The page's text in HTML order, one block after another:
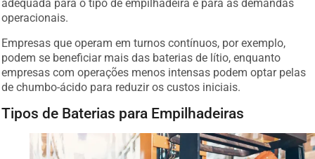
adequada para o tipo de empilhadeira e para as demandas
operacionais.
Empresas que operam em turnos contínuos, por exemplo,
podem se beneficiar mais das baterias de lítio, enquanto
empresas com operações menos intensas podem optar pelas
de chumbo-ácido para reduzir os custos iniciais.
Tipos de Baterias para Empilhadeiras